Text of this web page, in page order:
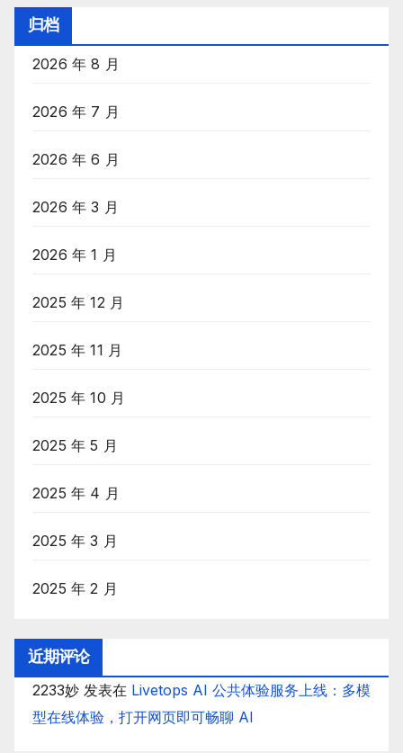
目
录
归档
2026 年 8 月
2026 年 7 月
2026 年 6 月
2026 年 3 月
2026 年 1 月
2025 年 12 月
2025 年 11 月
2025 年 10 月
2025 年 5 月
2025 年 4 月
2025 年 3 月
2025 年 2 月
近期评论
2233妙 发表在 Livetops AI 公共体验服务上线：多模
型在线体验，打开网页即可畅聊 AI